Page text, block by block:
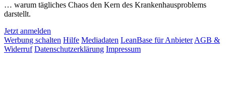
… warum tägliches Chaos den Kern des Krankenhausproblems
darstellt.
Jetzt anmelden
Werbung schalten Hilfe Mediadaten LeanBase für Anbieter AGB &
Widerruf Datenschutzerklärung Impressum